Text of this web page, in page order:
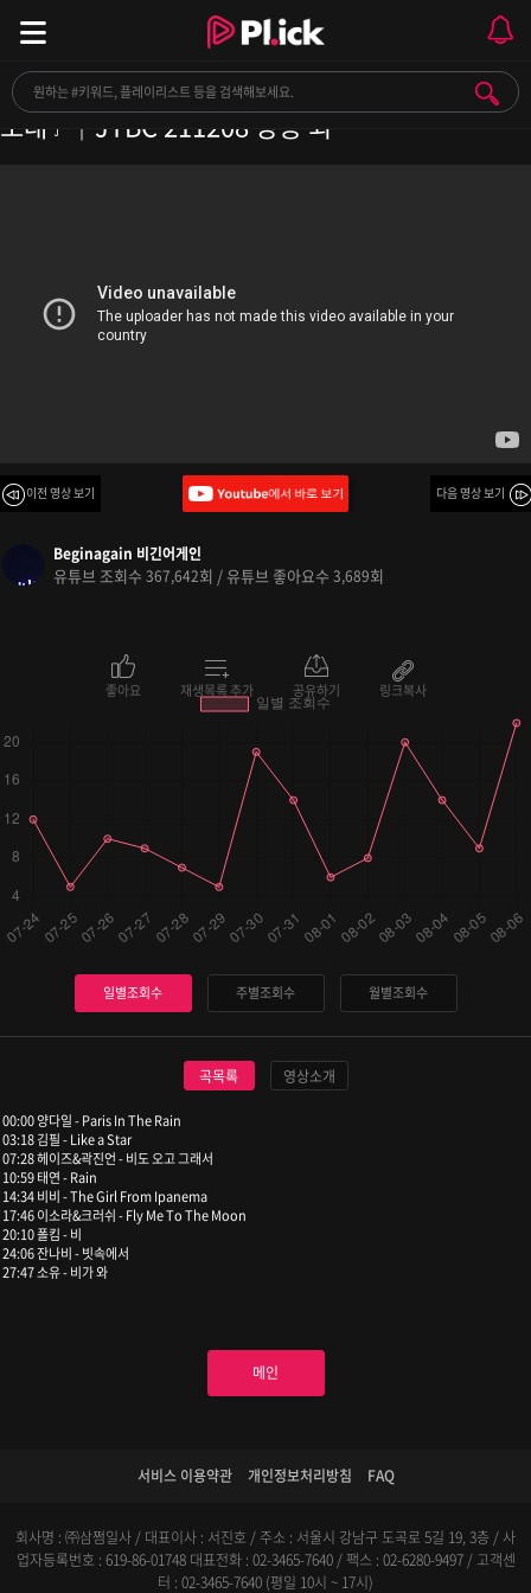
[나플리 : Playlist🎧] 비 오는 날 집에서 혼자 듣는
노래☂️｜JTBC 211208 방송 외
이전 영상 보기 다음 영상 보기
Beginagain 비긴어게인
유튜브 조회수 367,642회 / 유튜브 좋아요수 3,689회
좋아요 재생목록 추가 공유하기 링크복사
일별조회수 주별조회수 월별조회수
곡목록 영상소개
00:00 양다일 - Paris In The Rain
03:18 김필 - Like a Star
07:28 헤이즈&곽진언 - 비도 오고 그래서
10:59 태연 - Rain
14:34 비비 - The Girl From Ipanema
17:46 이소라&크러쉬 - Fly Me To The Moon
20:10 폴킴 - 비
24:06 잔나비 - 빗속에서
27:47 소유 - 비가 와
메인
서비스 이용약관 개인정보처리방침 FAQ
회사명 : ㈜삼쩜일사 / 대표이사 : 서진호 / 주소 : 서울시 강남구 도곡로 5길 19, 3층 / 사
업자등록번호 : 619-86-01748 대표전화 : 02-3465-7640 / 팩스 : 02-6280-9497 / 고객센
터 : 02-3465-7640 (평일 10시 ~ 17시)